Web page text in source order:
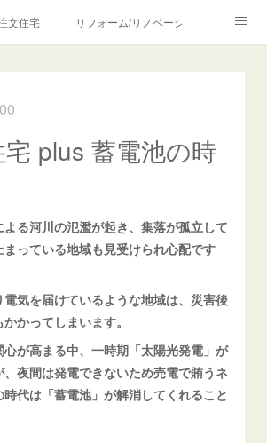
文住宅 リフォーム/リノベーション
お問合せ/アクセス
SNS関連plus 蓄電池の時
る河川の氾濫が起き、集落が孤立して
っている地域も見受けられ心配です
気を届けているような地域は、災害後
かってしまいます。
が高まる中、一時期「太陽光発電」が
夜間は発電できないため売電で賄うネ
時代は「蓄電池」が解消してくれること